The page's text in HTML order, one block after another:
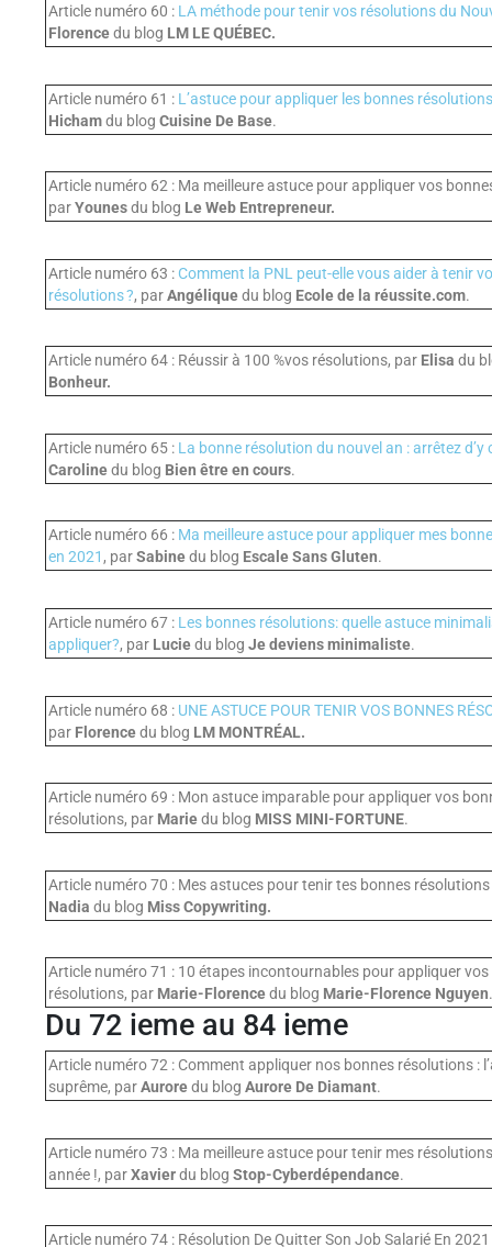
Article numéro 60 : LA méthode pour tenir vos résolutions du
Florencedu blog LM LE QUÉBEC.
Article numéro 61 : L’astuce pour appliquer les bonnes
Hichamdu blog Cuisine De Base.
Article numéro 62 : Ma meilleure astuce pour appliquer vos
parYounesdu blog Le Web Entrepreneur.
Article numéro 63 : Comment la PNL peut-elle vous aider à tenir
résolutions ?, parAngéliquedu blog Ecole de la réussite.com.
Article numéro 64 : Réussir à 100 %vos résolutions, par Elisa du
Bonheur.
Article numéro 65 : La bonne résolution du nouvel an : arrêtez d’y
Carolinedu blog Bien être en cours.
Article numéro 66 : Ma meilleure astuce pour appliquer mes
en 2021 , parSabinedu blog Escale Sans Gluten.
Article numéro 67 : Les bonnes résolutions: quelle astuce
appliquer?, par Luciedu blog Je deviens minimaliste.
Article numéro 68 : UNE ASTUCE POUR TENIR VOS BONNES
par Florencedu blog LM MONTRÉAL.
Article numéro 69 : Mon astuce imparable pour appliquer vos
résolutions, par Mariedu blog MISS MINI-FORTUNE.
Article numéro 70 : Mes astuces pour tenir tes bonnes
Nadia du blog Miss Copywriting.
Article numéro 71 : 10 étapes incontournables pour appliquer vos
résolutions, par Marie-Florencedu blog Marie-Florence Nguyen.
Du 72 ieme au 84 ieme
Article numéro 72 : Comment appliquer nos bonnes résolutions :
suprême, parAuroredu blog Aurore De Diamant.
Article numéro 73 : Ma meilleure astuce pour tenir mes
année !, parXavierdu blog Stop-Cyberdépendance.
Article numéro 74 : Résolution De Quitter Son Job Salarié En